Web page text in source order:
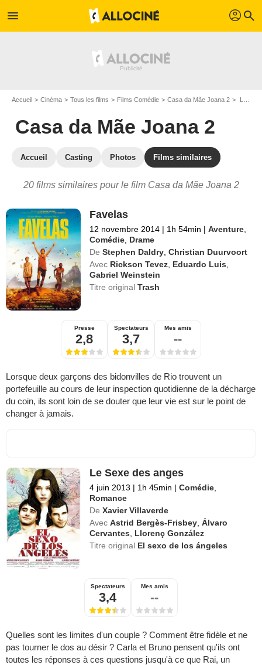
menu profil search
Accueil Cinéma Tous les films Films Comédie Casa da Mãe Joana 2 Les films similaires à "Casa da Mãe Joana 2"
Casa da Mãe Joana 2
Accueil Casting Photos Films similaires
20 films similaires pour le film Casa da Mãe Joana 2
Favelas
12 novembre 2014 | 1h 54min | Aventure
Comédie Drame
De Stephen Daldry ,Christian Duurvoort
Avec Rickson Tevez Eduardo Luis
Gabriel Weinstein
Titre originalTrash
Presse
2,8
Spectateurs
3,7
Mes amis
--
Lorsque deux garçons des bidonvilles de Rio trouvent un
portefeuille au cours de leur inspection quotidienne de la décharge
du coin, ils sont loin de se douter que leur vie est sur le point de
changer à jamais.
Le Sexe des anges
4 juin 2013 | 1h 45min | Comédie
Romance
De Xavier Villaverde
Avec Astrid Bergès-Frisbey ,Álvaro
Cervantes
Llorenç González
Titre original El sexo de los ángeles
Spectateurs
3,4
Mes amis
--
Quelles sont les limites d'un couple ? Comment être fidèle et ne
pas tourner le dos au désir ? Carla et Bruno pensent qu'ils ont
toutes les réponses à ces questions jusqu'à ce que Rai, un